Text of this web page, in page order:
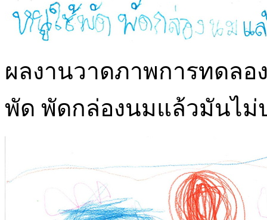
ผลงานวาดภาพการทดล
พัด พัดกล่องนมแล้วมันไม่